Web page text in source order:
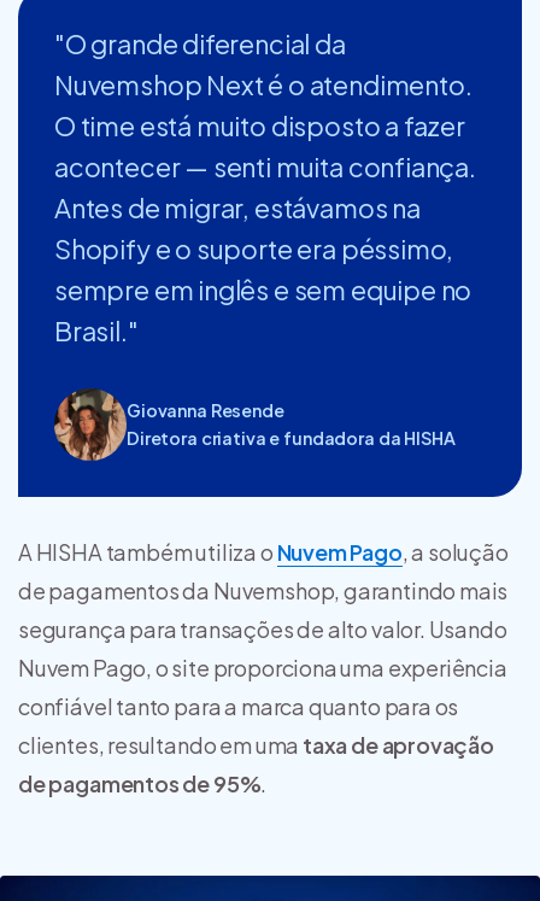
"O grande diferencial da
Nuvemshop Next é o atendimento.
O time está muito disposto a fazer
acontecer — senti muita confiança.
Antes de migrar, estávamos na
Shopify e o suporte era péssimo,
sempre em inglês e sem equipe no
Brasil."
Giovanna Resende
Diretora criativa e fundadora da HISHA
A HISHA também utiliza o Nuvem Pago, a solução
de pagamentos da Nuvemshop, garantindo mais
segurança para transações de alto valor. Usando
Nuvem Pago, o site proporciona uma experiência
confiável tanto para a marca quanto para os
clientes, resultando em uma taxa de aprovação
de pagamentos de 95%.